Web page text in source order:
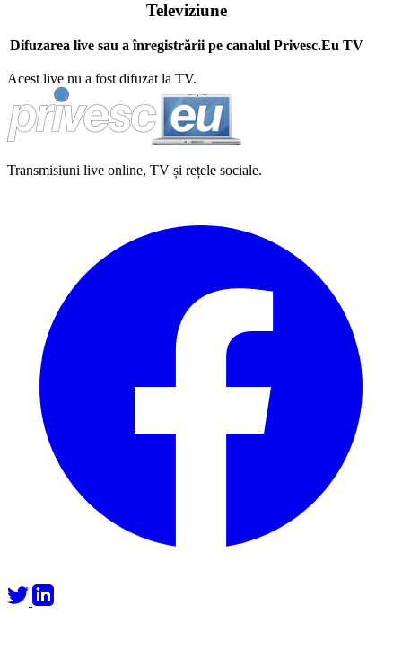
Televiziune
Difuzarea live sau a înregistrării pe canalul Privesc.Eu TV
Acest live nu a fost difuzat la TV.
Transmisiuni live online, TV și rețele sociale.